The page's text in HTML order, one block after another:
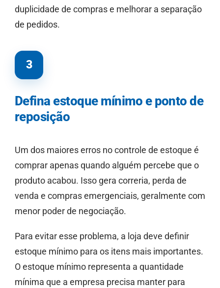
duplicidade de compras e melhorar a separação
de pedidos.
3
Defina estoque mínimo e ponto de
reposição
Um dos maiores erros no controle de estoque é
comprar apenas quando alguém percebe que o
produto acabou. Isso gera correria, perda de
venda e compras emergenciais, geralmente com
menor poder de negociação.
Para evitar esse problema, a loja deve definir
estoque mínimo para os itens mais importantes.
O estoque mínimo representa a quantidade
mínima que a empresa precisa manter para